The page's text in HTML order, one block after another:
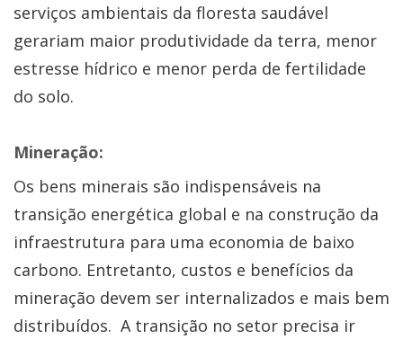
serviços ambientais da floresta saudável
gerariam maior produtividade da terra, menor
estresse hídrico e menor perda de fertilidade
do solo.
Mineração:
Os bens minerais são indispensáveis na
transição energética global e na construção da
infraestrutura para uma economia de baixo
carbono. Entretanto, custos e benefícios da
mineração devem ser internalizados e mais bem
distribuídos. A transição no setor precisa ir